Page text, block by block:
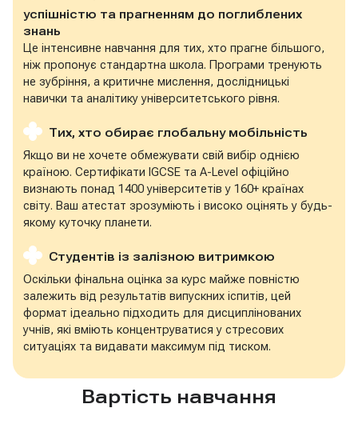
успішністю та прагненням до поглиблених
знань
Це інтенсивне навчання для тих, хто прагне більшого,
ніж пропонує стандартна школа. Програми тренують
не зубріння, а критичне мислення, дослідницькі
навички та аналітику університетського рівня.
Тих, хто обирає глобальну мобільність
Якщо ви не хочете обмежувати свій вибір однією
країною. Сертифікати IGCSE та A-Level офіційно
визнають понад 1400 університетів у 160+ країнах
світу. Ваш атестат зрозуміють і високо оцінять у будь-
якому куточку планети.
Студентів із залізною витримкою
Оскільки фінальна оцінка за курс майже повністю
залежить від результатів випускних іспитів, цей
формат ідеально підходить для дисциплінованих
учнів, які вміють концентруватися у стресових
ситуаціях та видавати максимум під тиском.
Вартість навчання